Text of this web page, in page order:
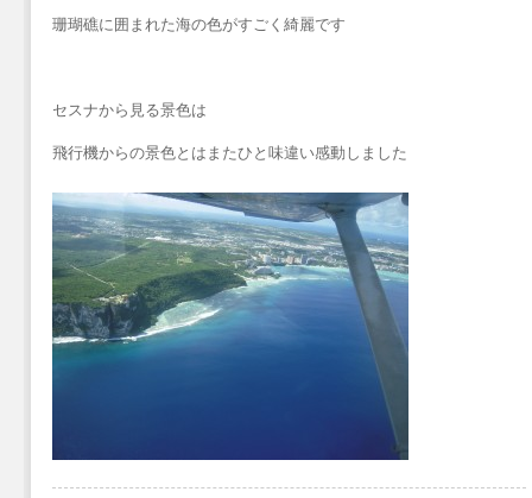
珊瑚礁に囲まれた海の色がすごく綺麗です
セスナから見る景色は
飛行機からの景色とはまたひと味違い感動しました